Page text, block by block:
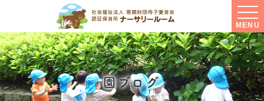
MENU
園ブログ